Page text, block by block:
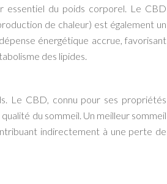
essentiel du poids corporel. Le CBD
de chaleur) est également un
énergétique accrue, favorisant
des lipides.
Le CBD, connu pour ses propriétés
du sommeil. Un meilleur sommeil
indirectement à une perte de